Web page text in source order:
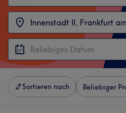
Sortieren nach Beliebiger